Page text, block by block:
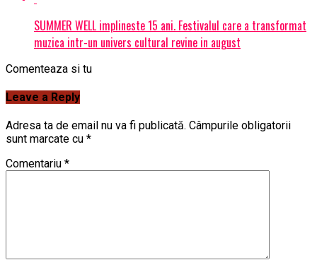
SUMMER WELL implineste 15 ani. Festivalul care a transformat
muzica intr-un univers cultural revine in august
Comenteaza si tu
Leave a Reply
Adresa ta de email nu va fi publicată. Câmpurile obligatorii
sunt marcate cu *
Comentariu *